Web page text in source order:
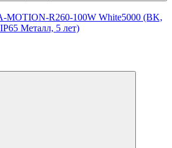
MOTION-R260-100W White5000 (BK,
Металл, 5 лет)